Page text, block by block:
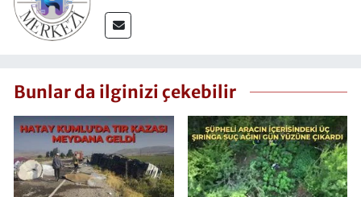
Bunlar da ilginizi çekebilir